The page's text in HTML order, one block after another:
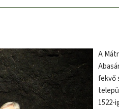
A
fekvő
1522-